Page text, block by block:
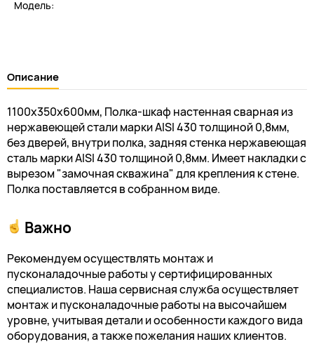
Модель:
Описание
1100х350х600мм, Полка-шкаф настенная сварная из
нержавеющей стали марки AISI 430 толщиной 0,8мм,
без дверей, внутри полка, задняя стенка нержавеющая
сталь марки AISI 430 толщиной 0,8мм. Имеет накладки с
вырезом "замочная скважина" для крепления к стене.
Полка поставляется в собранном виде.
Важно
Рекомендуем осуществлять монтаж и
пусконаладочные работы у сертифицированных
специалистов. Наша сервисная служба осуществляет
монтаж и пусконаладочные работы на высочайшем
уровне, учитывая детали и особенности каждого вида
оборудования, а также пожелания наших клиентов.